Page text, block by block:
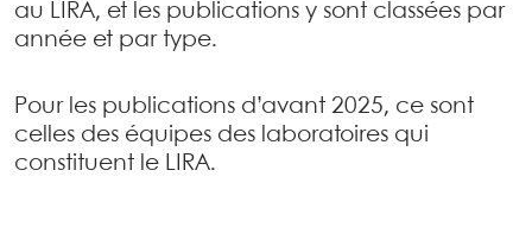
au LIRA, et les publications y sont classées par
année et par type.
Pour les publications d’avant 2025, ce sont
celles des équipes des laboratoires qui
constituent le LIRA.